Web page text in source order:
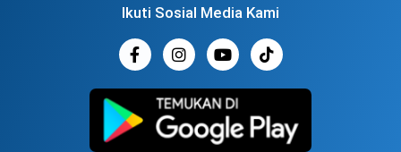
Ikuti Sosial Media Kami